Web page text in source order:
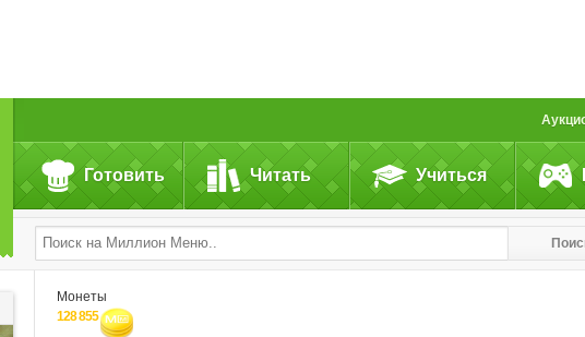
Готовить Читать Учиться
Монеты
128 855